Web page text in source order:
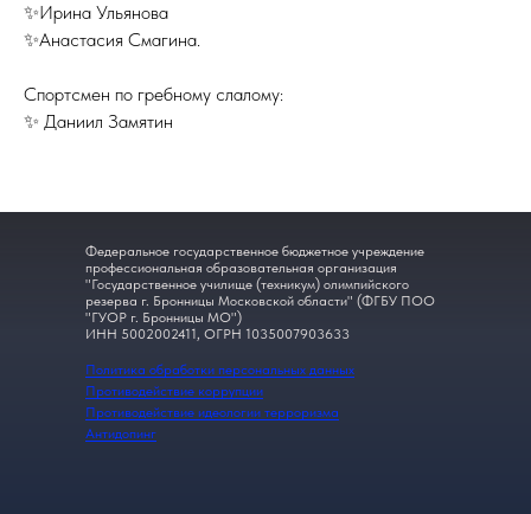
✨Ирина Ульянова
✨Анастасия Смагина.
Спортсмен по гребному слалому:
✨ Даниил Замятин
Федеральное государственное бюджетное учреждение
профессиональная образовательная организация
"Государственное училище (техникум) олимпийского
резерва г. Бронницы Московской области" (ФГБУ ПОО
"ГУОР г. Бронницы МО")
ИНН 5002002411, ОГРН 1035007903633
Политика обработки персональных данных
Противодействие коррупции
Противодействие идеологии терроризма
Антидопинг